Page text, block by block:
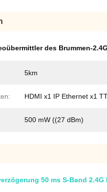
des Brummen-2.4G
5km
HDMI x1 IP Ethernet x1
500 mW ((27 dBm)
50 ms S-Band